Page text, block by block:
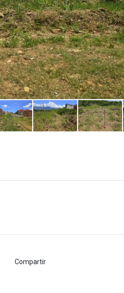
Compartir